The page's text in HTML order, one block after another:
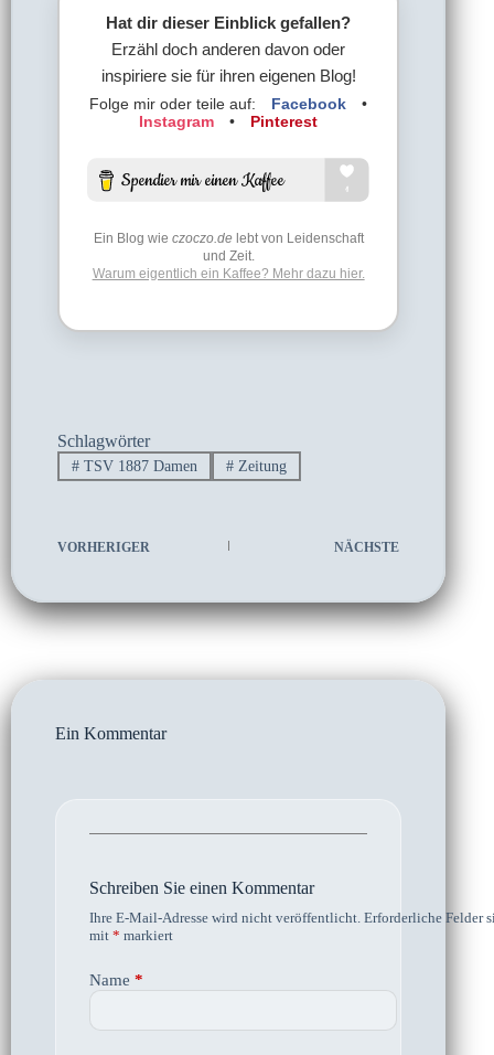
Hat dir dieser Einblick gefallen?
Erzähl doch anderen davon oder
inspiriere sie für ihren eigenen Blog!
Folge mir oder teile auf: Facebook
•
Instagram
• Pinterest
Ein Blog wie czoczo.delebt von Leidenschaft
und Zeit.
Warum eigentlich ein Kaffee? Mehr dazu hier.
Schlagwörter
#TSV 1887 Damen #Zeitung
VORHERIGER NÄCHSTE
Ein Kommentar
Schreiben Sie einen Kommentar
Ihre E-Mail-Adresse wird nicht veröffentlicht. Erforderliche Felder
mit * markiert
Name *